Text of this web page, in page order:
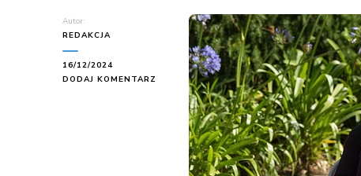
Autor:
REDAKCJA
16/12/2024
DODAJ KOMENTARZ
ŚWIADCZENIA
WSPIERAJĄCE
BĘDZIE